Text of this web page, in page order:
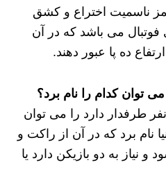
ناسمیت اختراع و کشق
می باشد که در آن
ده پا عبور دهند.
توان کدام را نام برد؟
طرفدار دارد را می توان
نام برد که در آن از راکت و
نیاز به دو بازیکن دارد یا